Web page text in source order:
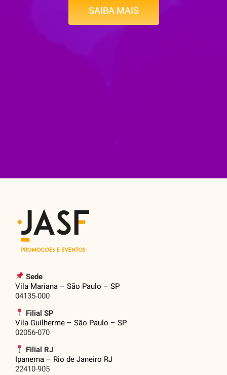
SAIBA MAIS
Sede
Vila Mariana – São Paulo – SP
04135-000
Filial SP
Vila Guilherme – São Paulo – SP
02056-070
Filial RJ
Ipanema – Rio de Janeiro RJ
22410-905